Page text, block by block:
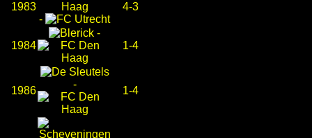
1983
-
4-3
1984
-
1-4
1986
-
1-4